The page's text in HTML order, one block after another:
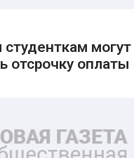
могут
отсрочку